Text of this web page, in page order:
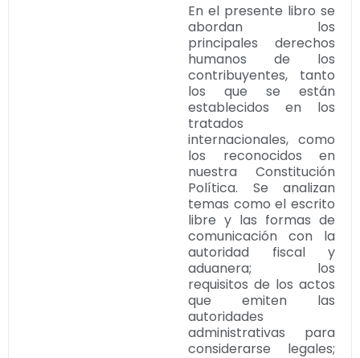
En el presente libro se
abordan los
principales derechos
humanos de los
contribuyentes, tanto
los que se están
establecidos en los
tratados
internacionales, como
los reconocidos en
nuestra Constitución
Política. Se analizan
temas como el escrito
libre y las formas de
comunicación con la
autoridad fiscal y
aduanera; los
requisitos de los actos
que emiten las
autoridades
administrativas para
considerarse legales;